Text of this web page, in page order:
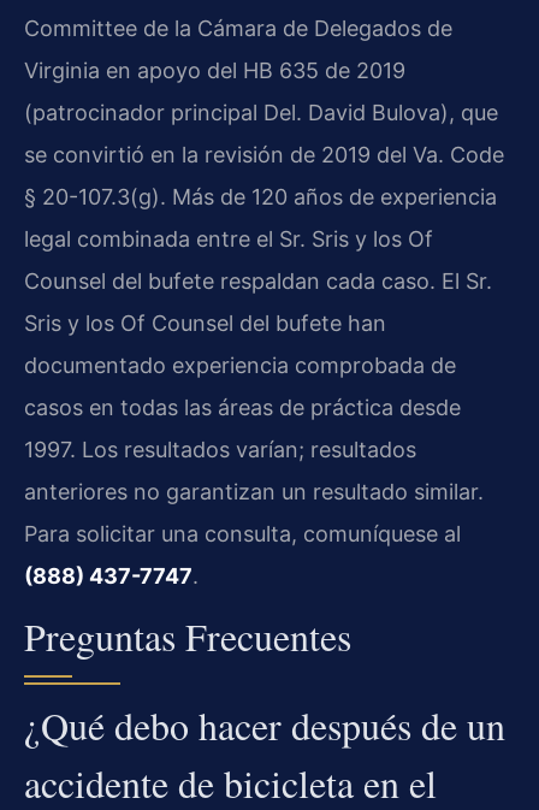
Committee de la Cámara de Delegados de
Virginia en apoyo del HB 635 de 2019
(patrocinador principal Del. David Bulova), que
se convirtió en la revisión de 2019 del Va. Code
§ 20-107.3(g). Más de 120 años de experiencia
legal combinada entre el Sr. Sris y los Of
Counsel del bufete respaldan cada caso. El Sr.
Sris y los Of Counsel del bufete han
documentado experiencia comprobada de
casos en todas las áreas de práctica desde
1997. Los resultados varían; resultados
anteriores no garantizan un resultado similar.
Para solicitar una consulta, comuníquese al
(888) 437-7747.
Preguntas Frecuentes
¿Qué debo hacer después de un
accidente de bicicleta en el